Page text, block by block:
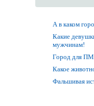
А в каком
Какие
мужчинам!
Город для
Какое
Фальшивая